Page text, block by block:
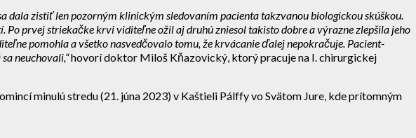
dala zistiť len pozorným klinickým sledovaním pacienta takzvanou biologickou skúškou.
prvej striekačke krvi viditeľne ožil aj druhú zniesol takisto dobre a výrazne zlepšila jeho
pomohla a všetko nasvedčovalo tomu, že krvácanie ďalej nepokračuje. Pacient-
neuchovali,“hovorí doktor Miloš Kňazovický, ktorý pracuje na I. chirurgickej
minulú stredu (21. júna 2023) v Kaštieli Pálffy vo Svätom Jure, kde prítomným